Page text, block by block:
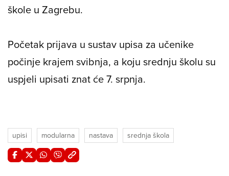
škole u Zagrebu.
Početak prijava u sustav upisa za učenike
počinje krajem svibnja, a koju srednju školu su
uspjeli upisati znat će 7. srpnja.
upisi modularna nastava srednja škola